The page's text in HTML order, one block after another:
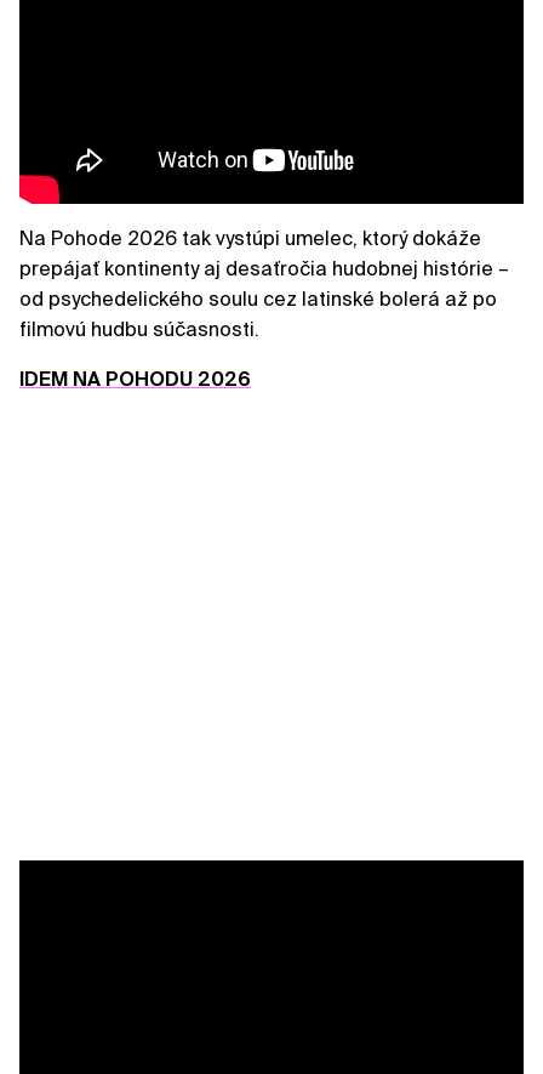
Na Pohode 2026 tak vystúpi umelec, ktorý dokáže
prepájať kontinenty aj desaťročia hudobnej histórie –
od psychedelického soulu cez latinské bolerá až po
filmovú hudbu súčasnosti.
IDEM NA POHODU 2026